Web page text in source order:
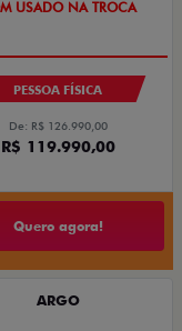
TAXA ZERO
PESSOA FÍSICA
De: R$ 126.990,00
R$ 119.990,00
Quero agora!
ARGO